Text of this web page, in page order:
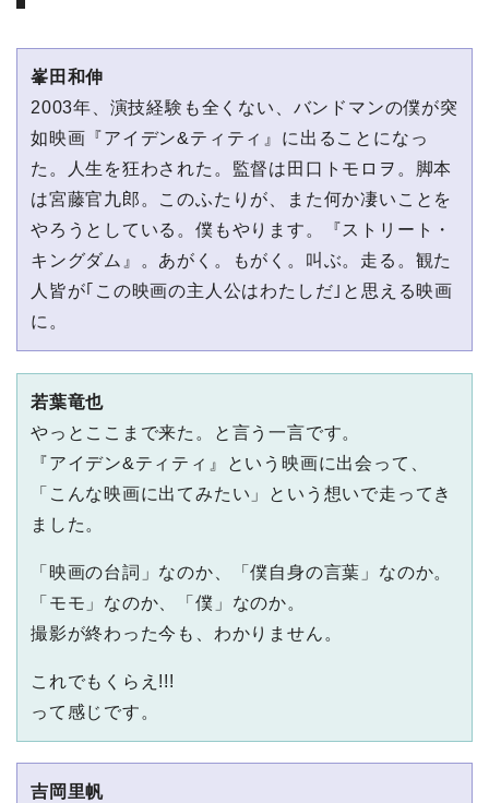
峯⽥和伸
2003年、演技経験も全くない、バンドマンの僕が突
如映画『アイデン&ティティ』に出ることになっ
た。⼈⽣を狂わされた。監督は⽥⼝トモロヲ。脚本
は宮藤官九郎。このふたりが、また何か凄いことを
やろうとしている。僕もやります。『ストリート・
キングダム』。あがく。もがく。叫ぶ。⾛る。観た
⼈皆が｢この映画の主⼈公はわたしだ｣と思える映画
に。
若葉⻯也
やっとここまで来た。と⾔う⼀⾔です。
『アイデン&ティティ』という映画に出会って、
「こんな映画に出てみたい」という想いで⾛ってき
ました。
「映画の台詞」なのか、「僕⾃⾝の⾔葉」なのか。
「モモ」なのか、「僕」なのか。
撮影が終わった今も、わかりません。
これでもくらえ!!!
って感じです。
吉岡⾥帆